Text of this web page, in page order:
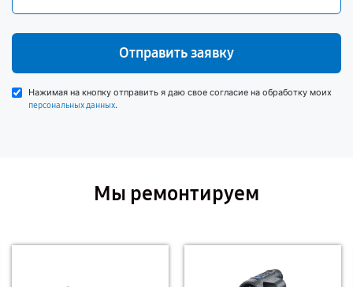
Отправить заявку
Нажимая на кнопку отправить я даю свое согласие на обработку моих
персональных данных.
Мы ремонтируем